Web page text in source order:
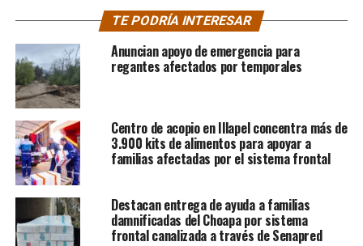
TE PODRÍA INTERESAR
Anuncian apoyo de emergencia para
regantes afectados por temporales
Centro de acopio en Illapel concentra más de
3.900 kits de alimentos para apoyar a
familias afectadas por el sistema frontal
Destacan entrega de ayuda a familias
damnificadas del Choapa por sistema
frontal canalizada a través de Senapred